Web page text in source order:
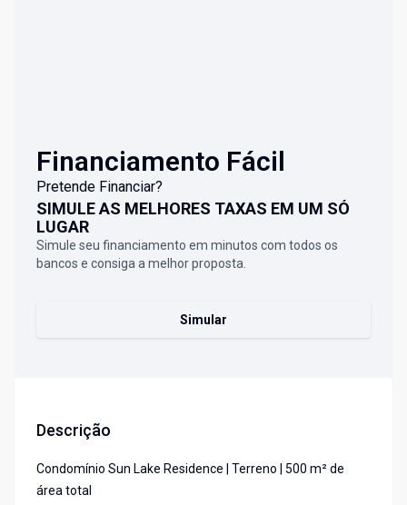
Financiamento Fácil
Pretende Financiar?
SIMULE AS MELHORES TAXAS EM UM SÓ
LUGAR
Simule seu financiamento em minutos com todos os
bancos e consiga a melhor proposta.
Simular
Descrição
Condomínio Sun Lake Residence | Terreno | 500 m² de
área total